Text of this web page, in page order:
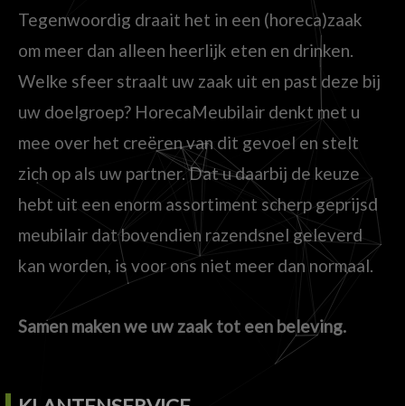
Tegenwoordig draait het in een (horeca)zaak
om meer dan alleen heerlijk eten en drinken.
Welke sfeer straalt uw zaak uit en past deze bij
uw doelgroep? HorecaMeubilair denkt met u
mee over het creëren van dit gevoel en stelt
zich op als uw partner. Dat u daarbij de keuze
hebt uit een enorm assortiment scherp geprijsd
meubilair dat bovendien razendsnel geleverd
kan worden, is voor ons niet meer dan normaal.
Samen maken we uw zaak tot een beleving.